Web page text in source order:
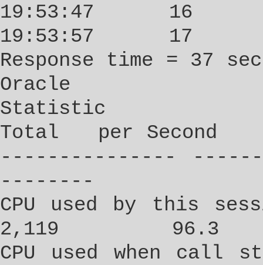
19:53:47
16
19:53:57
17
Response time = 37
Statistic
Total
per Second
---------------
--------
CPU used by this
2,119
96.3
CPU used when call